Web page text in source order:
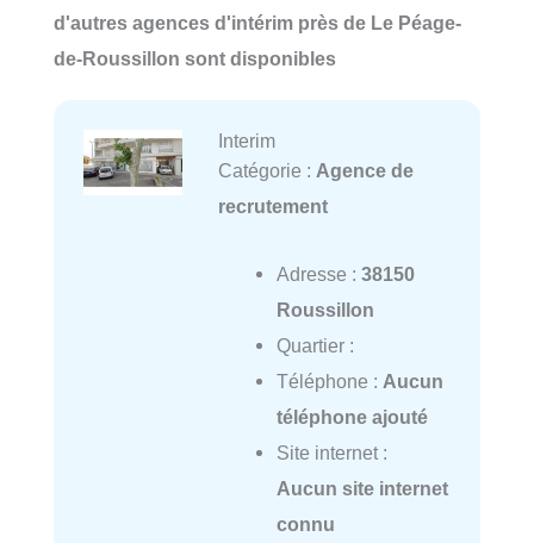
d'autres agences d'intérim près de Le Péage-
de-Roussillon sont disponibles
Interim
Catégorie : Agence de
recrutement
Adresse : 38150
Roussillon
Quartier :
Téléphone : Aucun
téléphone ajouté
Site internet :
Aucun site internet
connu